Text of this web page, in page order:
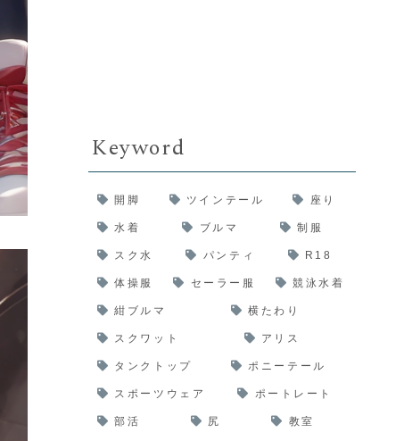
Keyword
開脚 ツインテール 座り
水着 ブルマ 制服
スク水 パンティ R18
体操服 セーラー服 競泳水着
紺ブルマ 横たわり
スクワット アリス
タンクトップ ポニーテール
スポーツウェア ポートレート
部活 尻 教室